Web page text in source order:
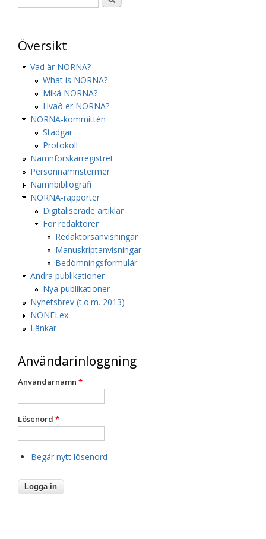
Översikt
Vad är NORNA?
What is NORNA?
Mikä NORNA?
Hvað er NORNA?
NORNA-kommittén
Stadgar
Protokoll
Namnforskarregistret
Personnamnstermer
Namnbibliografi
NORNA-rapporter
Digitaliserade artiklar
För redaktörer
Redaktörsanvisningar
Manuskriptanvisningar
Bedömningsformulär
Andra publikationer
Nya publikationer
Nyhetsbrev (t.o.m. 2013)
NONELex
Länkar
Användarinloggning
Användarnamn *
Lösenord *
Begär nytt lösenord